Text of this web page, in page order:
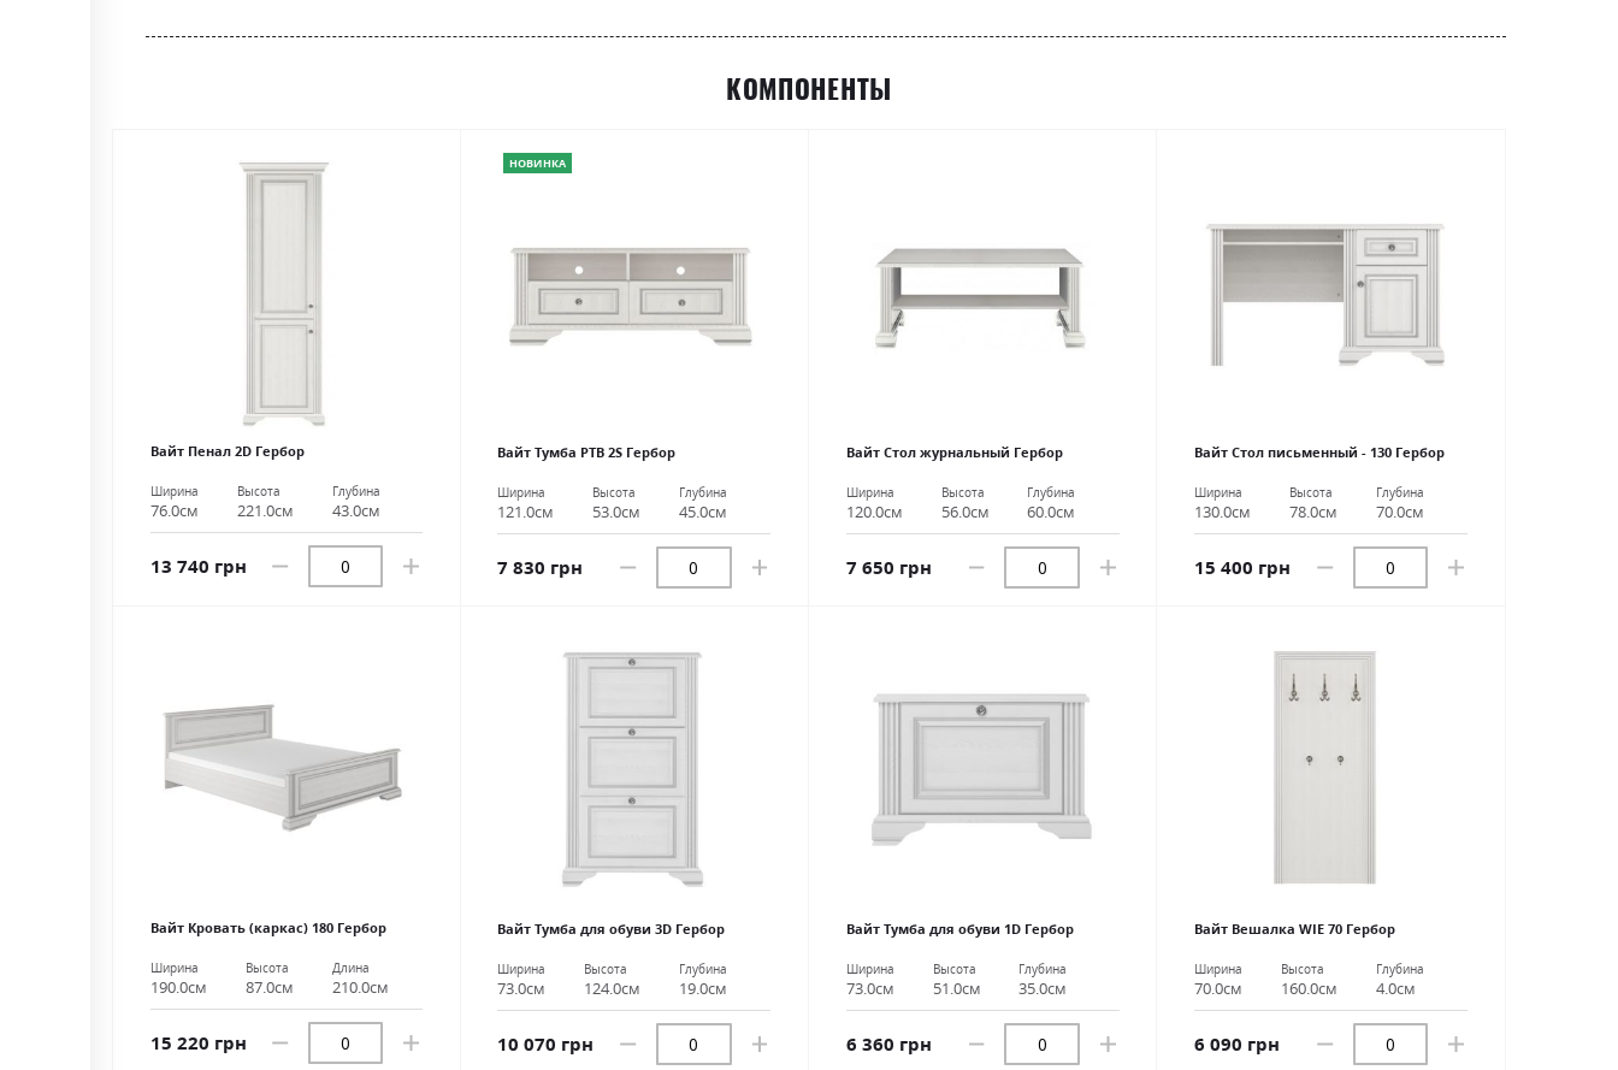
beginning
КОМПОНЕНТЫ
Вайт Пенал 2D Гербор
Ширина
76.0см
Высота
221.0см
Глубина
43.0см
13 740 грн
НОВИНКА
Вайт Тумба РТВ 2S Гербор
Ширина
121.0см
Высота
53.0см
Глубина
45.0см
7 830 грн
Вайт Стол журнальный Гербор
Ширина
120.0см
Высота
56.0см
Глубина
60.0см
7 650 грн
Вайт Стол письменный - 130 Гербор
Ширина
130.0см
Высота
78.0см
Глубина
70.0см
15 400 грн
Вайт Кровать (каркас) 180 Гербор
Ширина
190.0см
Высота
87.0см
Длина
210.0см
15 220 грн
Вайт Тумба для обуви 3D Гербор
Ширина
73.0см
Высота
124.0см
Глубина
19.0см
10 070 грн
Вайт Тумба для обуви 1D Гербор
Ширина
73.0см
Высота
51.0см
Глубина
35.0см
6 360 грн
Вайт Вешалка WIE 70 Гербор
Ширина
70.0см
Высота
160.0см
Глубина
4.0см
6 090 грн